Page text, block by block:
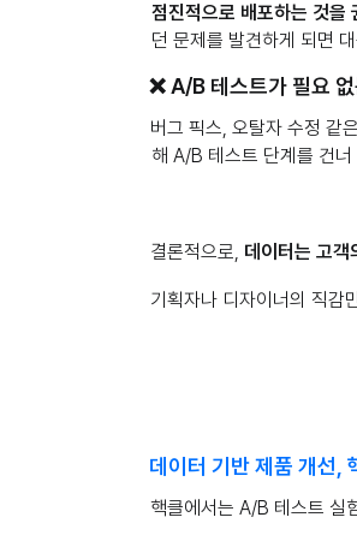
점진적으로 배포하는 것을
던 문제를 발견하게 되면
❌ A/B 테스트가 필요
버그 픽스, 오탈자 수정 같
해 A/B 테스트 단계를 건너
결론적으로, 데이터는 고객
기획자나 디자이너의 직감
데이터 기반 제품 개선,
핵클에서는 A/B 테스트 실